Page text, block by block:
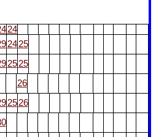
24
2425
2525
26
2526